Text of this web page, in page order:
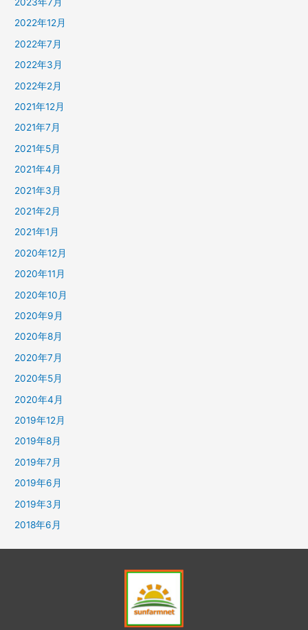
2022年12月
2022年7月
2022年3月
2022年2月
2021年12月
2021年7月
2021年5月
2021年4月
2021年3月
2021年2月
2021年1月
2020年12月
2020年11月
2020年10月
2020年9月
2020年8月
2020年7月
2020年5月
2020年4月
2019年12月
2019年8月
2019年7月
2019年6月
2019年3月
2018年6月